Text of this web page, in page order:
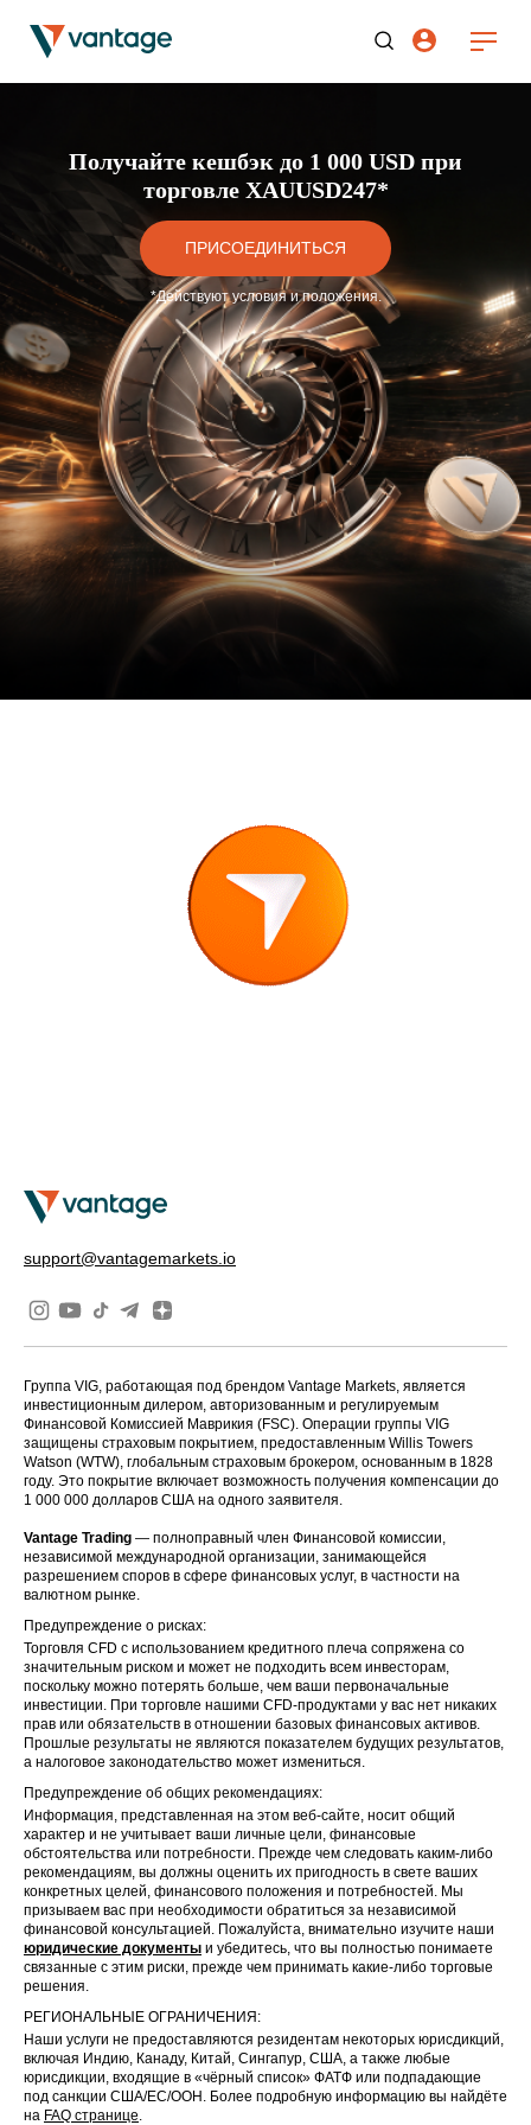
Получайте кешбэк до 1 000 USD при
торговле XAUUSD247*
ПРИСОЕДИНИТЬСЯ
*Действуют условия и положения.
support@vantagemarkets.io
Группа VIG, работающая под брендом Vantage Markets, является
инвестиционным дилером, авторизованным и регулируемым
Финансовой Комиссией Маврикия (FSC). Операции группы VIG
защищены страховым покрытием, предоставленным Willis Towers
Watson (WTW), глобальным страховым брокером, основанным в 1828
году. Это покрытие включает возможность получения компенсации до
1 000 000 долларов США на одного заявителя.
Vantage Trading — полноправный член Финансовой комиссии,
независимой международной организации, занимающейся
разрешением споров в сфере финансовых услуг, в частности на
валютном рынке.
Предупреждение о рисках:
Торговля CFD с использованием кредитного плеча сопряжена со
значительным риском и может не подходить всем инвесторам,
поскольку можно потерять больше, чем ваши первоначальные
инвестиции. При торговле нашими CFD-продуктами у вас нет никаких
прав или обязательств в отношении базовых финансовых активов.
Прошлые результаты не являются показателем будущих результатов,
а налоговое законодательство может измениться.
Предупреждение об общих рекомендациях:
Информация, представленная на этом веб-сайте, носит общий
характер и не учитывает ваши личные цели, финансовые
обстоятельства или потребности. Прежде чем следовать каким-либо
рекомендациям, вы должны оценить их пригодность в свете ваших
конкретных целей, финансового положения и потребностей. Мы
призываем вас при необходимости обратиться за независимой
финансовой консультацией. Пожалуйста, внимательно изучите наши
юридические документы и убедитесь, что вы полностью понимаете
связанные с этим риски, прежде чем принимать какие-либо торговые
решения.
РЕГИОНАЛЬНЫЕ ОГРАНИЧЕНИЯ:
Наши услуги не предоставляются резидентам некоторых юрисдикций,
включая Индию, Канаду, Китай, Сингапур, США, а также любые
юрисдикции, входящие в «чёрный список» ФАТФ или подпадающие
под санкции США/ЕС/ООН. Более подробную информацию вы найдёте
на FAQ странице.